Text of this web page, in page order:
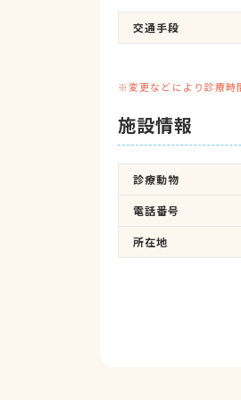
交通手段
※変更などにより診療時
施設情報
診療動物
電話番号
所在地